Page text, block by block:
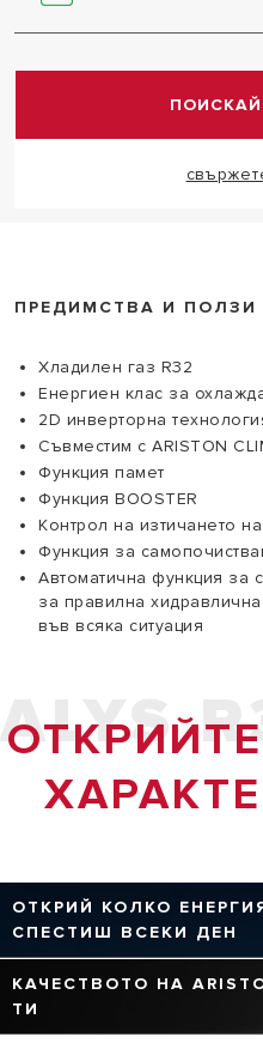
Режим на работа в
ПРЕДИМСТВА И ПОЛЗИ
Хладилен газ R32
Енергиен клас за
2D инверторна
Съвместим с ARISTON
Функция памет
Функция BOOSTER
Контрол на изтичането
Функция за
Автоматична функция за
за правилна
във всяка ситуация
ALYS
ОТКРИЙ КОЛКО
СПЕСТИШ ВСЕКИ ДЕН
Технологиите на Ariston
продуктите, за да намалят
КАЧЕСТВОТО НА
ТИ